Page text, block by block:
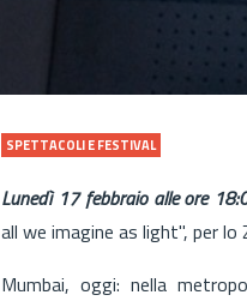
SPETTACOLI E FESTIVAL
Lunedì 17 febbraio alle ore
all we imagine as light", per lo
Mumbai, oggi: nella